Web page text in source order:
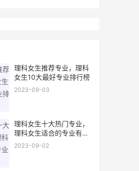
理科女生推荐专业，理科
女生10大最好专业排行榜
2023-09-03
理科女生十大热门专业，
理科女生适合的专业有哪
些
2023-09-02